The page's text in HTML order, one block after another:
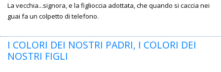
La vecchia...signora, e la figlioccia adottata, che quando si caccia nei
guai fa un colpetto di telefono.
I COLORI DEI NOSTRI PADRI, I COLORI DEI
NOSTRI FIGLI